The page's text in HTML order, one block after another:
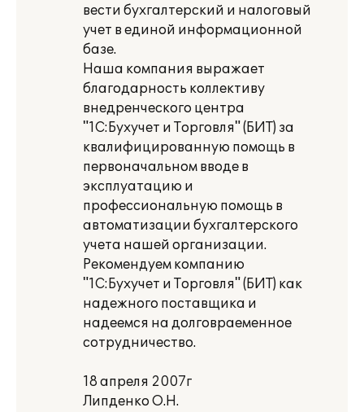
вести бухгалтерский и налоговый
учет в единой информационной
базе.
Наша компания выражает
благодарность коллективу
внедренческого центра
"1С:Бухучет и Торговля" (БИТ) за
квалифицированную помощь в
первоначальном вводе в
эксплуатацию и
профессиональную помощь в
автоматизации бухгалтерского
учета нашей организации.
Рекомендуем компанию
"1С:Бухучет и Торговля" (БИТ) как
надежного поставщика и
надеемся на долговраеменное
сотрудничество.
18 апреля 2007г
Липденко О.Н.